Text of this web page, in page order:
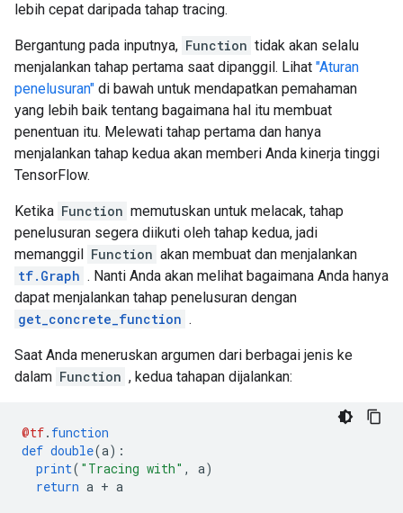
lebih cepat daripada tahap tracing.
Bergantung pada inputnya, Function tidak akan selalu
menjalankan tahap pertama saat dipanggil. Lihat "Aturan
penelusuran" di bawah untuk mendapatkan pemahaman
yang lebih baik tentang bagaimana hal itu membuat
penentuan itu. Melewati tahap pertama dan hanya
menjalankan tahap kedua akan memberi Anda kinerja tinggi
TensorFlow.
Ketika Function memutuskan untuk melacak, tahap
penelusuran segera diikuti oleh tahap kedua, jadi
memanggil Function akan membuat dan menjalankan
tf.Graph . Nanti Anda akan melihat bagaimana Anda hanya
dapat menjalankan tahap penelusuran dengan
get_concrete_function .
Saat Anda meneruskan argumen dari berbagai jenis ke
dalam Function , kedua tahapan dijalankan:
@tf. function
def double(a):
print( "Tracing with" , a)
return a + a